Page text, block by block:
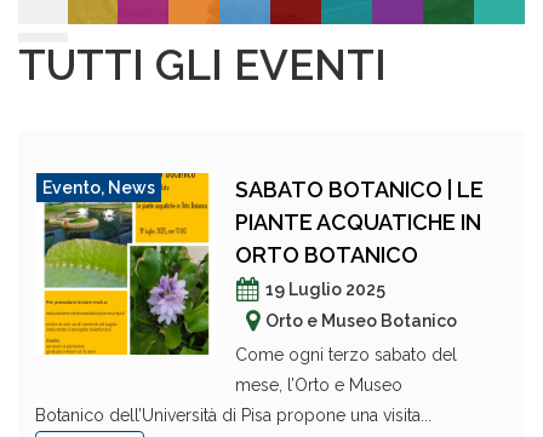
TUTTI GLI EVENTI
Evento, News
SABATO BOTANICO | LE
PIANTE ACQUATICHE IN
ORTO BOTANICO
19 Luglio 2025
Orto e Museo Botanico
Come ogni terzo sabato del
mese, l’Orto e Museo
Botanico dell’Università di Pisa propone una visita...